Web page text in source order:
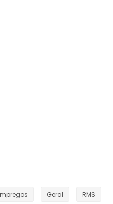
Geral RMS